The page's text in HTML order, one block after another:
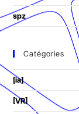
spz
Catégories
[ia]
[VR]